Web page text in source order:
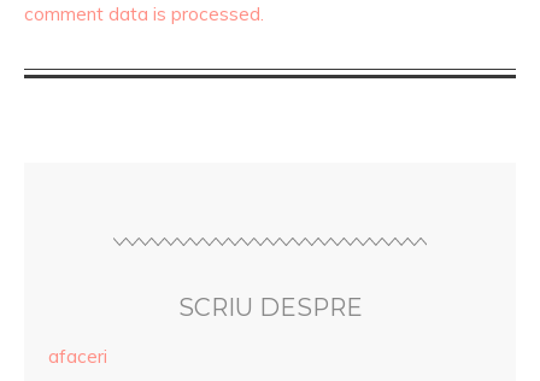
comment data is processed.
SCRIU DESPRE
afaceri